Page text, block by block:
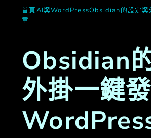
首頁AI與WordPressObsidian的設定
章
Obsidian
外掛一鍵